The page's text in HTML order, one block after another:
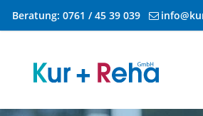
Beratung: 0761 / 45 39 039